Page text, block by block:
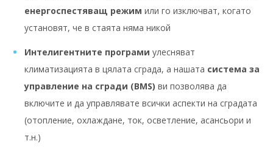
енергоспестяващ режим или го изключват, когато
установят, че в стаята няма никой
Интелигентните програми улесняват
климатизацията в цялата сграда, а нашата система за
управление на сгради (BMS) ви позволява да
включите и да управлявате всички аспекти на сградата
(отопление, охлаждане, ток, осветление, асансьори и
т.н.)